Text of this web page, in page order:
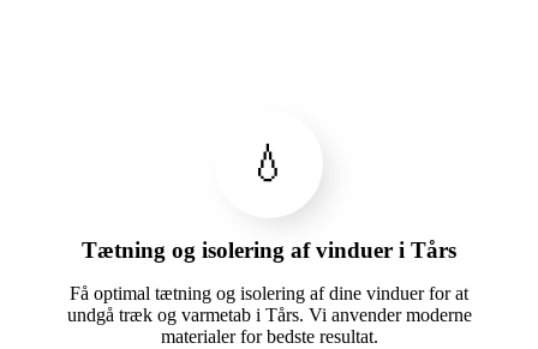
💧
Tætning og isolering af vinduer i Tårs
Få optimal tætning og isolering af dine vinduer for at
undgå træk og varmetab i Tårs. Vi anvender moderne
materialer for bedste resultat.